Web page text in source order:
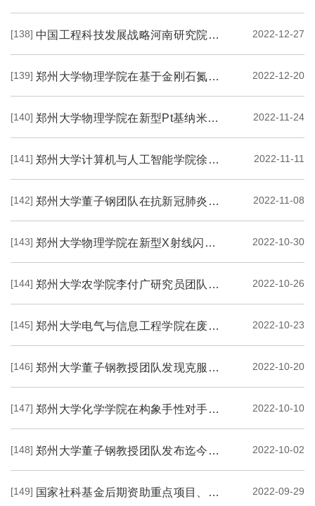
[138] 中国工程科技发展战略河南研究院咨询研究项目“新基建铜合金产业高质量发展战略研... 2022-12-27
[139] 郑州大学物理学院在基于金刚石氮空位色心的室温下微波模式冷却和腔量子电动力学效... 2022-12-20
[140] 郑州大学物理学院在新型Pt基纳米催化材料方面取得积极进展 2022-11-24
[141] 郑州大学计算机与人工智能学院徐明亮教授团队在工业软件与工业智能方向取得进展 2022-11-11
[142] 郑州大学董子钢团队在抗新冠肺炎药物研发方面取得重大进展 2022-11-08
[143] 郑州大学物理学院在新型X射线闪烁体屏方面取得积极进展 2022-10-30
[144] 郑州大学农学院李付广研究员团队发现棉花天然产物--棉酚广谱抑制冠状病毒的新功能 2022-10-26
[145] 郑州大学电气与信息工程学院在废旧电池锂资源回收方面取得新进展 2022-10-23
[146] 郑州大学董子钢教授团队发现克服肺癌耐药的小分子化合物 2022-10-20
[147] 郑州大学化学学院在构象手性对手性功能材料可控构筑中的重要作用研究获得积极进展 2022-10-10
[148] 郑州大学董子钢教授团队发布迄今最大规模、最全面的中美人群肿瘤细胞突变图谱比较 2022-10-02
[149] 国家社科基金后期资助重点项目、郑州大学王子初教授著作《中国音乐考古论纲》出版 2022-09-29